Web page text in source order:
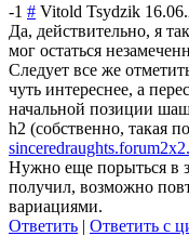
-1 # Vitold Tsydzik
Да, действительно, я
мог остаться
Следует все же
чуть интереснее, а
начальной позиции
h2 (собственно, такая
Нужно еще порыться в
получил, возможно
вариациями.
Ответить | Ответить с